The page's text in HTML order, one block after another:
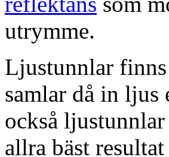
utrymme.
Ljustunnlar
samlar då in ljus
också
allra bäst